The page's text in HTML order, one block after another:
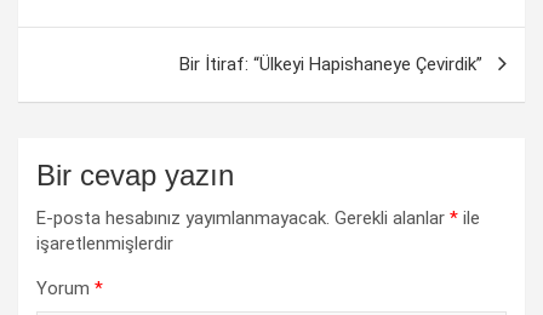
Bir İtiraf: “Ülkeyi Hapishaneye Çevirdik”
Bir cevap yazın
E-posta hesabınız yayımlanmayacak. Gerekli alanlar * ile
işaretlenmişlerdir
Yorum *